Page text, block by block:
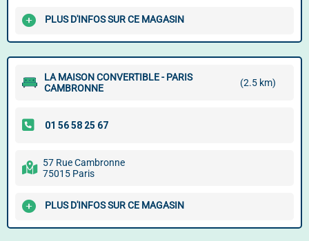
PLUS D'INFOS SUR CE MAGASIN
LA MAISON CONVERTIBLE - PARIS
CAMBRONNE
(2.5 km)
57 Rue Cambronne
75015 Paris
PLUS D'INFOS SUR CE MAGASIN